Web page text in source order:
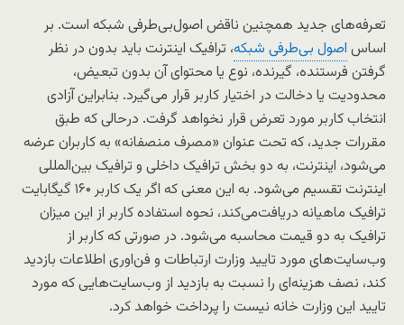
تعرفه‌های جدید همچنین ناقض اصول‌بی‌طرفی شبکه است. بر
اساس اصول بی‌طرفی شبکه، ترافیک اینترنت باید بدون در نظر
گرفتن فرستنده، گیرنده، نوع یا محتوای آن بدون تبعیض،
محدودیت یا دخالت در اختیار کاربر قرار می‌گیرد. بنابراین آزادی
انتخاب کاربر مورد تعرض قرار نخواهد گرفت. درحالی که طبق
مقررات جدید، که تحت عنوان «مصرف منصفانه» به کاربران عرضه
می‌شود، اینترنت، به دو بخش ترافیک داخلی و ترافیک بین‌المللی
اینترنت تقسیم می‌شود. به این معنی که اگر یک کاربر ۱۶۰ گیگابایت
ترافیک ماهیانه دریافت‌می‌کند، نحوه استفاده کاربر از این میزان
ترافیک به دو قیمت محاسبه می‌شود. در صورتی که کاربر از
وب‌سایت‌های مورد تایید وزارت ارتباطات و فن‌اوری اطلاعات بازدید
کند، نصف هزینه‌ای را نسبت به بازدید از وب‌سایت‌هایی که مورد
تایید این وزارت خانه نیست را پرداخت خواهد کرد.